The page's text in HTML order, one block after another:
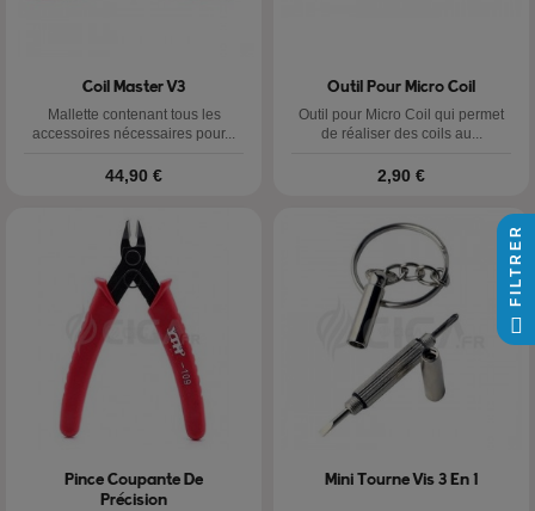
Coil Master V3
Mallette contenant tous les
accessoires nécessaires pour...
Prix
44,90 €
Outil Pour Micro Coil
Outil pour Micro Coil qui permet
de réaliser des coils au...
Prix
2,90 €
Pince Coupante De
Précision
Mini Tourne Vis 3 En 1
FILTRER